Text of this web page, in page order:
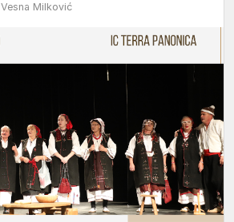
Vesna Milković